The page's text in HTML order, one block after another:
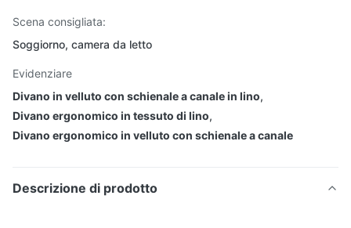
Scena consigliata:
Soggiorno, camera da letto
Evidenziare
Divano in velluto con schienale a canale in lino,
Divano ergonomico in tessuto di lino,
Divano ergonomico in velluto con schienale a canale
Descrizione di prodotto